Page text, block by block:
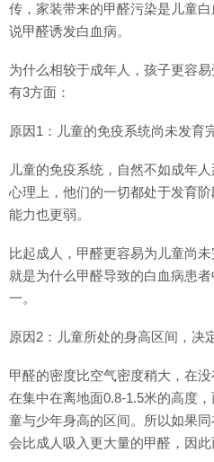
传，家装带来的甲醛污染是儿童
说甲醛诱发白血病。
为什么相较于成年人，孩子更容
有3方面：
原因1：儿童的免疫系统尚未发育
儿童的免疫系统，自然不如成年
心理上，他们的一切都处于发育
能力也更弱。
比起成人，甲醛更容易为儿童尚
就是为什么甲醛导致的白血病患
一。
原因2：儿童所处的身高区间，决
甲醛的密度比空气密度稍大，在
在集中在离地面0.8-1.5米的高度
童与少年身高的区间。所以如果
会比成人吸入更大量的甲醛，因此